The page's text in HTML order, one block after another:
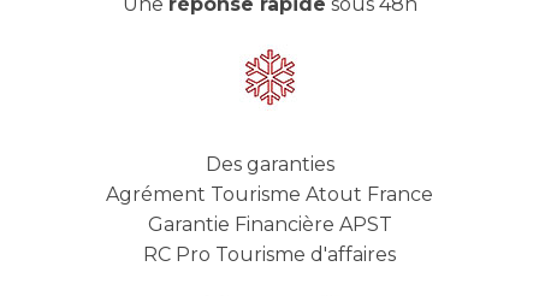
Des garanties
Agrément Tourisme Atout France
Garantie Financière APST
RC Pro Tourisme d'affaires